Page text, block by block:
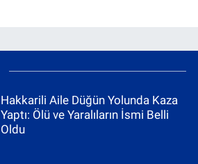
Hakkarili Aile Düğün Yolunda Kaza
Yaptı: Ölü ve Yaralıların İsmi Belli
Oldu